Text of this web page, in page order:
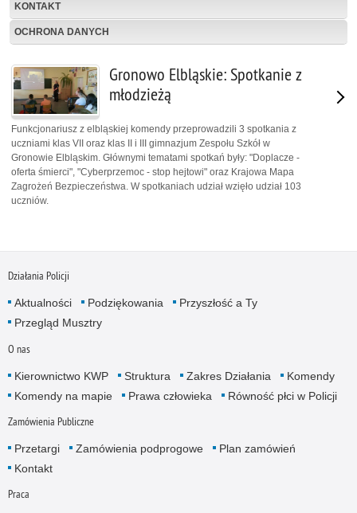
KONTAKT
OCHRONA DANYCH
Gronowo Elbląskie: Spotkanie z
młodzieżą
Funkcjonariusz z elbląskiej komendy przeprowadzili 3 spotkania z
uczniami klas VII oraz klas II i III gimnazjum Zespołu Szkół w
Gronowie Elbląskim. Głównymi tematami spotkań były: "Doplacze -
oferta śmierci", "Cyberprzemoc - stop hejtowi" oraz Krajowa Mapa
Zagrożeń Bezpieczeństwa. W spotkaniach udział wzięło udział 103
uczniów.
Działania Policji
Aktualności Podziękowania
Przyszłość a Ty
Przegląd Musztry
O nas
Kierownictwo KWP Struktura Zakres Działania
Komendy
Komendy na mapie
Prawa człowieka Równość płci w Policji
Zamówienia Publiczne
Przetargi Zamówienia podprogowe
Plan zamówień
Kontakt
Praca